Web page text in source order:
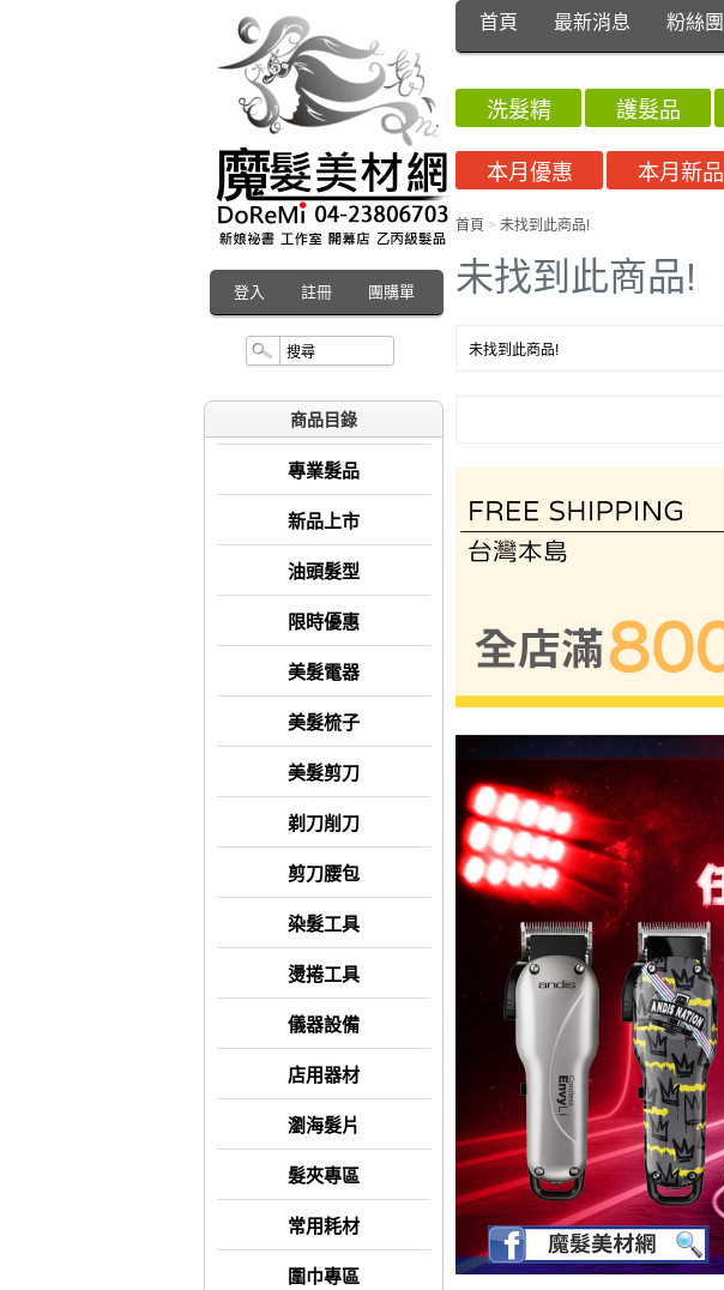
登入 註冊 團購單
首頁 最新消息 粉絲團
商品目錄
專業髮品
新品上市
油頭髮型
限時優惠
美髮電器
美髮梳子
美髮剪刀
剃刀削刀
剪刀腰包
染髮工具
燙捲工具
儀器設備
店用器材
瀏海髮片
髮夾專區
常用耗材
圍巾專區
洗髮精 護髮品
本月優惠
本月新品
首頁 > 未找到此商品!
未找到此商品!
未找到此商品!